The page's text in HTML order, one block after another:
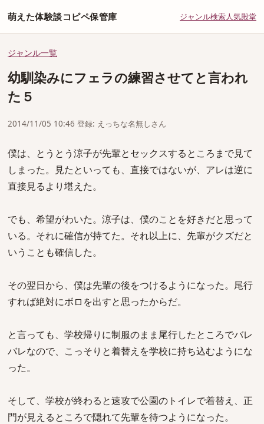
萌えた体験談コピペ保管庫 ジャンル検索人気殿堂
ジャンル一覧
幼馴染みにフェラの練習させてと言われ
た５
2014/11/05 10:46 登録: えっちな名無しさん
僕は、とうとう涼子が先輩とセックスするところまで見て
しまった。見たといっても、直接ではないが、アレは逆に
直接見るより堪えた。
でも、希望がわいた。涼子は、僕のことを好きだと思って
いる。それに確信が持てた。それ以上に、先輩がクズだと
いうことも確信した。
その翌日から、僕は先輩の後をつけるようになった。尾行
すれば絶対にボロを出すと思ったからだ。
と言っても、学校帰りに制服のまま尾行したところでバレ
バレなので、こっそりと着替えを学校に持ち込むようにな
った。
そして、学校が終わると速攻で公園のトイレで着替え、正
門が見えるところで隠れて先輩を待つようになった。